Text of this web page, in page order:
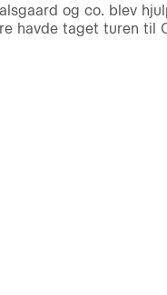
og co. blev
havde taget turen til